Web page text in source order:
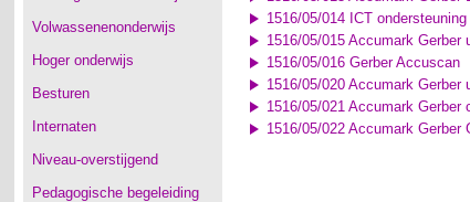
Volwassenenonderwijs
Hoger onderwijs
Besturen
Internaten
Niveau-overstijgend
Pedagogische begeleiding
1516/05/014 ICT
1516/05/015 Accumark Gerber
1516/05/016 Gerber Accuscan
1516/05/020 Accumark Gerber
1516/05/021 Accumark Gerber
1516/05/022 Accumark Gerber